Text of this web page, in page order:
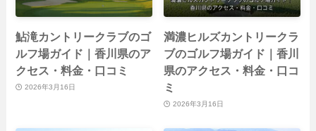
鮎滝カントリークラブのゴ
ルフ場ガイド｜香川県のア
クセス・料金・口コミ
2026年3月16日
満濃ヒルズカントリークラ
ブのゴルフ場ガイド｜香川
県のアクセス・料金・口コ
ミ
2026年3月16日